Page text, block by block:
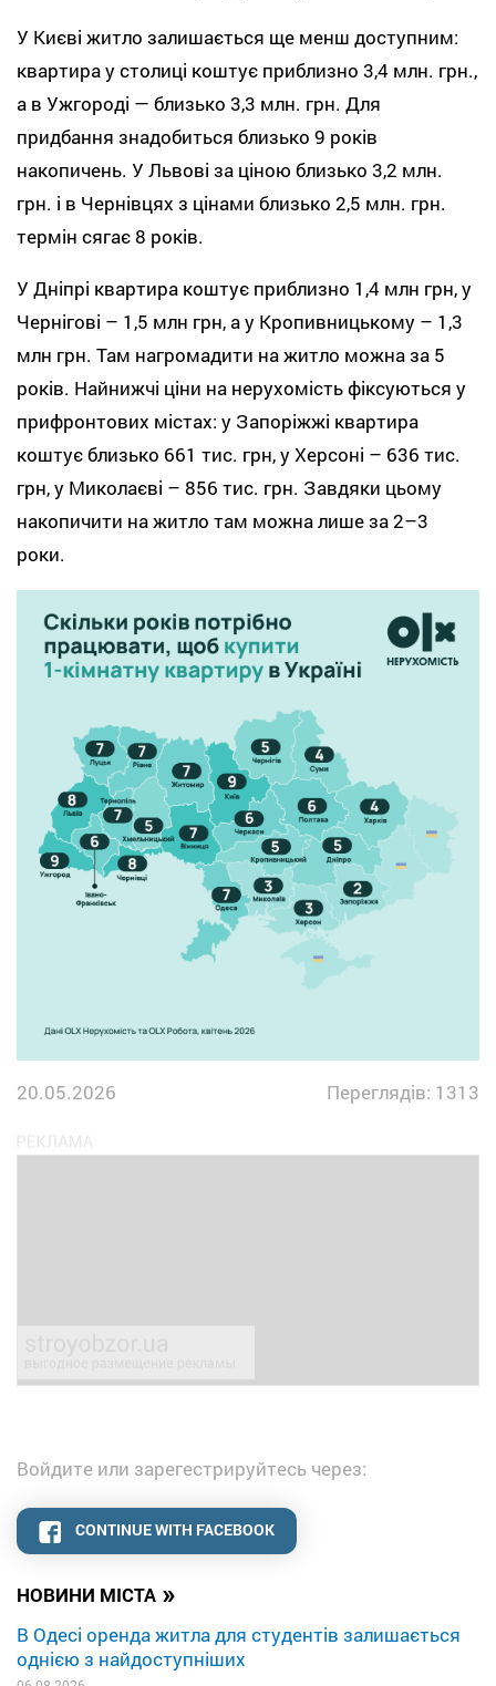
НОВИНИ МІСТА »
В Одесі оренда житла для студентів залишається
однією з найдоступніших
У Києві житло залишається ще менш доступним:
квартира у столиці коштує приблизно 3,4 млн. грн.,
а в Ужгороді — близько 3,3 млн. грн. Для
придбання знадобиться близько 9 років
накопичень. У Львові за ціною близько 3,2 млн.
грн. і в Чернівцях з цінами близько 2,5 млн. грн.
термін сягає 8 років.
У Дніпрі квартира коштує приблизно 1,4 млн грн, у
Чернігові – 1,5 млн грн, а у Кропивницькому – 1,3
млн грн. Там нагромадити на житло можна за 5
років. Найнижчі ціни на нерухомість фіксуються у
прифронтових містах: у Запоріжжі квартира
коштує близько 661 тис. грн, у Херсоні – 636 тис.
грн, у Миколаєві – 856 тис. грн. Завдяки цьому
накопичити на житло там можна лише за 2–3
роки.
20.05.2026 Переглядів: 1313
Войдите или зарегестрируйтесь через:
CONTINUE WITH FACEBOOK